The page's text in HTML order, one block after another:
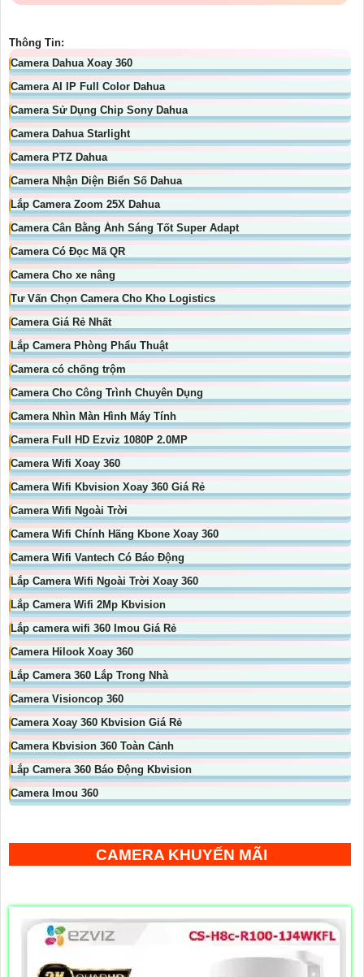
Thông Tin:
Camera Dahua Xoay 360
Camera AI IP Full Color Dahua
Camera Sử Dụng Chip Sony Dahua
Camera Dahua Starlight
Camera PTZ Dahua
Camera Nhận Diện Biển Số Dahua
Lắp Camera Zoom 25X Dahua
Camera Cân Bằng Ánh Sáng Tốt Super Adapt
Camera Có Đọc Mã QR
Camera Cho xe nâng
Tư Vấn Chọn Camera Cho Kho Logistics
Camera Giá Rẻ Nhất
Lắp Camera Phòng Phẩu Thuật
Camera có chống trộm
Camera Cho Công Trình Chuyên Dụng
Camera Nhìn Màn Hình Máy Tính
Camera Full HD Ezviz 1080P 2.0MP
Camera Wifi Xoay 360
Camera Wifi Kbvision Xoay 360 Giá Rẻ
Camera Wifi Ngoài Trời
Camera Wifi Chính Hãng Kbone Xoay 360
Camera Wifi Vantech Có Báo Động
Lắp Camera Wifi Ngoài Trời Xoay 360
Lắp Camera Wifi 2Mp Kbvision
Lắp camera wifi 360 Imou Giá Rẻ
Camera Hilook Xoay 360
Lắp Camera 360 Lắp Trong Nhà
Camera Visioncop 360
Camera Xoay 360 Kbvision Giá Rẻ
Camera Kbvision 360 Toàn Cảnh
Lắp Camera 360 Báo Động Kbvision
Camera Imou 360
CAMERA KHUYẾN MÃI